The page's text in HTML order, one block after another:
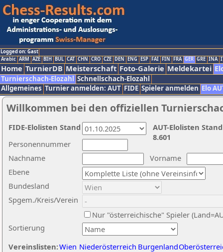
Logged on: Gast
Arabic ARM AZE BIH BUL CAT CHN CRO CZE DEN ENG ESP FAI FIN FRA GER GRE INA
Home TurnierDB Meisterschaft Foto-Galerie Meldekartei
Turnierschach-Elozahl Schnellschach-Elozahl
Allgemeines Turnier anmelden: AUT FIDE Spieler anmelden Elo
Willkommen bei den offiziellen
Nachname
Vorname
Ebene
Sortierung
Personennummer
Bundesland
Spgem./Kreis/Verein
Nur "österreichische" Spieler
Vereinslisten:Wien Niederösterreich Burgenland
AUT-Elolisten
8.601
FIDE-Elolisten Stand